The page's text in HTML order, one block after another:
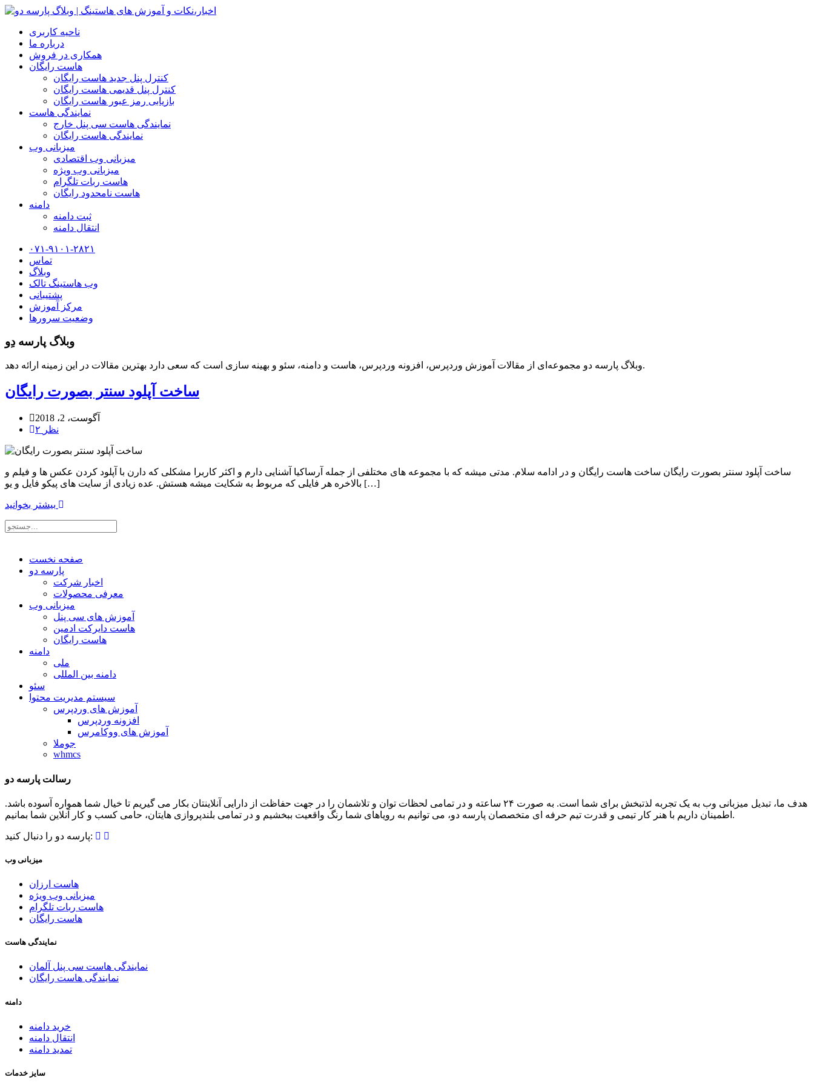
ناحیه کاربری
درباره ما
همکاری در فروش
هاست رایگان
کنترل پنل جدید هاست رایگان
کنترل پنل قدیمی هاست رایگان
بازیابی رمز عبور هاست رایگان
نمایندگی هاست
نمایندگی هاست سی پنل خارج
نمایندگی هاست رایگان
میزبانی وب
میزبانی وب اقتصادی
میزبانی وب ویژه
هاست ربات تلگرام
هاست نامحدود رایگان
دامنه
ثبت دامنه
انتقال دامنه
۰۷۱-۹۱۰۱-۲۸۲۱
تماس
وبلاگ
وب هاستینگ تالک
پشتیبانی
مرکز آموزش
وضعیت سرورها
وبلاگ پارسه دِو
وبلاگ پارسه دو مجموعه‌ای از مقالات آموزش وردپرس، افزونه وردپرس، هاست و دامنه، سئو و بهینه سازی است که سعی دارد بهترین مقالات در این زمینه ارائه دهد.
ساخت آپلود سنتر بصورت رایگان
آگوست، 2، 2018
۲ نظر
ساخت آپلود سنتر بصورت رایگان ساخت هاست رایگان و در ادامه سلام. مدتی میشه که با مجموعه های مختلفی از جمله آرساکیا آشنایی دارم و اکثر کاربرا مشکلی که دارن با آپلود کردن عکس ها و فیلم و
بالاخره هر فایلی که مربوط به شکایت میشه هستش. عده زیادی از سایت های پیکو فایل و یو […]
صفحه نخست
پارسه دو
اخبار شرکت
معرفی محصولات
میزبانی وب
آموزش های سی پنل
هاست دایرکت ادمین
هاست رایگان
دامنه
ملی
دامنه بین المللی
سئو
سیستم مدیریت محتوا
آموزش های وردپرس
افزونه وردپرس
آموزش های ووکامرس
جوملا
whmcs
رسالت پارسه دو
هدف ما، تبدیل میزبانی وب به یک تجربه لذتبخش برای شما است. به صورت ۲۴ ساعته و در تمامی لحظات توان و تلاشمان را در جهت حفاظت از دارایی آنلاینتان بکار می گیریم تا خیال شما همواره آسوده باشد.
اطمینان داریم با هنر کار تیمی و قدرت تیم حرفه ای متخصصان پارسه دو، می توانیم به رویاهای شما رنگ واقعیت ببخشیم و در تمامی بلندپروازی هایتان، حامی کسب و کار آنلاین شما بمانیم.
پارسه دو را دنبال کنید:
میزبانی وب
هاست ارزان
میزبانی وب ویژه
هاست ربات تلگرام
هاست رایگان
نمایندگی هاست
نمایندگی هاست سی پنل آلمان
نمایندگی هاست رایگان
دامنه
خرید دامنه
انتقال دامنه
تمدید دامنه
سایز خدمات